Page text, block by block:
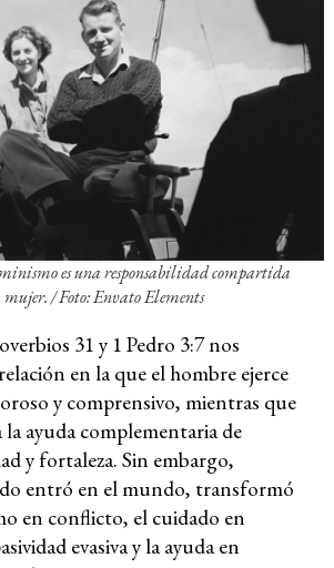
es una responsabilidad compartida
/ Foto: Envato Elements
31 y 1 Pedro 3:7 nos
en la que el hombre ejerce
y comprensivo, mientras que
ayuda complementaria de
y fortaleza. Sin embargo,
entró en el mundo, transformó
en conflicto, el cuidado en
evasiva y la ayuda en